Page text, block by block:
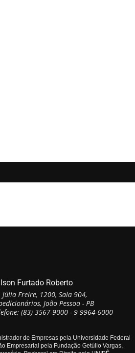
Furtado Roberto
Júlia Freire, 1200, Sala 904,
João Pessoa - PB
(83) 3567-9000 - 9 9964-6000
de Empresas pela Universidade Federal
Empresarial pela Fundação Getúlio Vargas,